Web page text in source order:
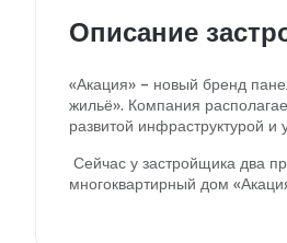
Описание
«Акация» – новый бренд
жильё». Компания
развитой инфраструктурой
Сейчас у застройщика два
многоквартирный дом